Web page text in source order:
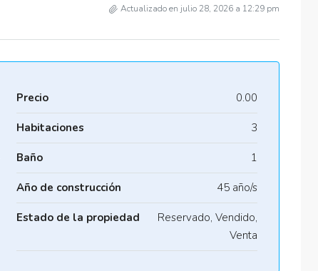
Actualizado en julio 28, 2026 a 12:29 pm
Precio 0.00
Habitaciones 3
Baño 1
Año de construcción 45 año/s
Estado de la propiedad
Reservado, Vendido,
Venta